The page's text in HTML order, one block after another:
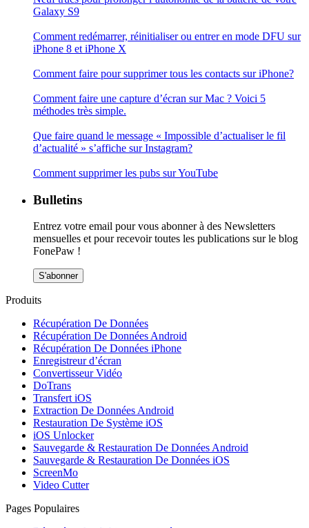
Galaxy S9
Comment redémarrer, réinitialiser ou entrer en mode DFU sur
iPhone 8 et iPhone X
Comment faire pour supprimer tous les contacts sur iPhone?
Comment faire une capture d’écran sur Mac ? Voici 5
méthodes très simple.
Que faire quand le message « Impossible d’actualiser le fil
d’actualité » s’affiche sur Instagram?
Comment supprimer les pubs sur YouTube
Bulletins
Entrez votre email pour vous abonner à des Newsletters
mensuelles et pour recevoir toutes les publications sur le blog
FonePaw !
S'abonner
Produits
Récupération De Données
Récupération De Données Android
Récupération De Données iPhone
Enregistreur d’écran
Convertisseur Vidéo
DoTrans
Transfert iOS
Extraction De Données Android
Restauration De Système iOS
iOS Unlocker
Sauvegarde & Restauration De Données Android
Sauvegarde & Restauration De Données iOS
ScreenMo
Video Cutter
Pages Populaires